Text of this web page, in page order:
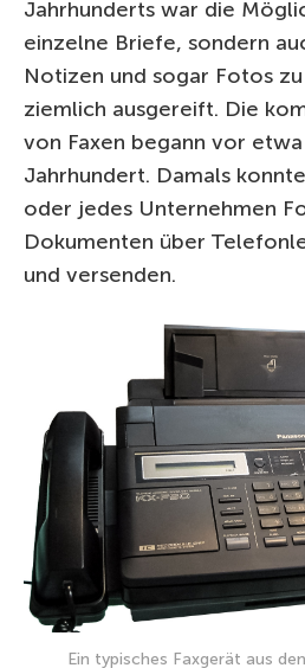
Jahrhunderts war die
einzelne Briefe, sondern
Notizen und sogar Fotos
ziemlich ausgereift. Die
von Faxen begann vor
Jahrhundert. Damals
oder jedes Unternehmen
Dokumenten über
und versenden.
Ein typisches Faxgerät aus